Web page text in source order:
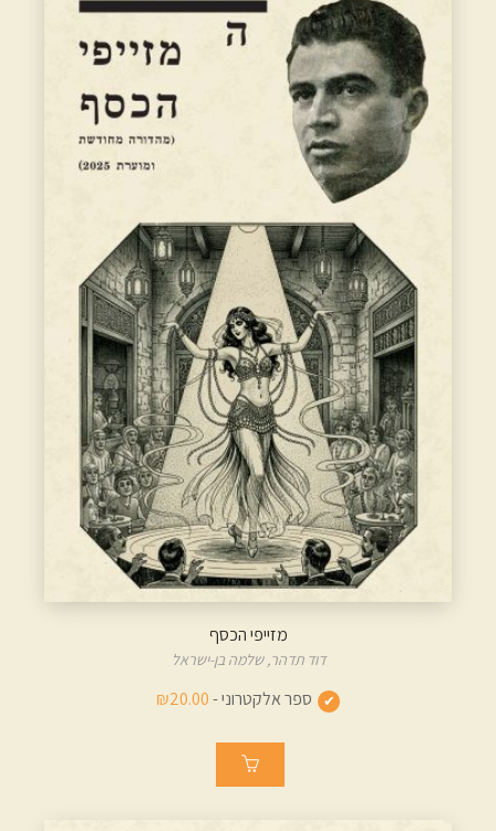
מזייפי הכסף
דוד תדהר,שלמה בן-ישראל
ספר אלקטרוני -₪20.00